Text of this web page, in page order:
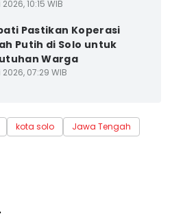
2026, 10:15 WIB
Pastikan Koperasi
Putih di Solo untuk
Warga
2026, 07:29 WIB
kota solo
Jawa Tengah